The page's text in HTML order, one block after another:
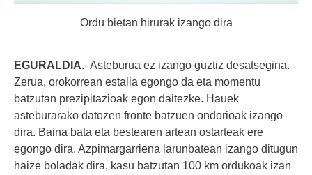
Ordu bietan hirurak izango dira
EGURALDIA.- Asteburua ez izango guztiz desatsegina.
Zerua, orokorrean estalia egongo da eta momentu
batzutan prezipitazioak egon daitezke. Hauek
asteburarako datozen fronte batzuen ondorioak izango
dira. Baina bata eta bestearen artean ostarteak ere
egongo dira. Azpimargarriena larunbatean izango ditugun
haize boladak dira, kasu batzutan 100 km ordukoak izan